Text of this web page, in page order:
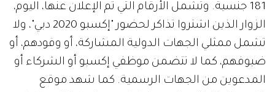
181 جنسية. وتشمل الأرقام التي تم الإعلان عنها، اليوم،
الزوار الذين اشتروا تذاكر لحضور "إكسبو 2020 دبي"، ولا
تشمل ممثلي الجهات الدولية المشاركة، أو وفودهم، أو
ضيوفهم، كما لا تتضمن موظفي إكسبو أو الشركاء أو
المدعوين من الجهات الرسمية. كما شهد موقع